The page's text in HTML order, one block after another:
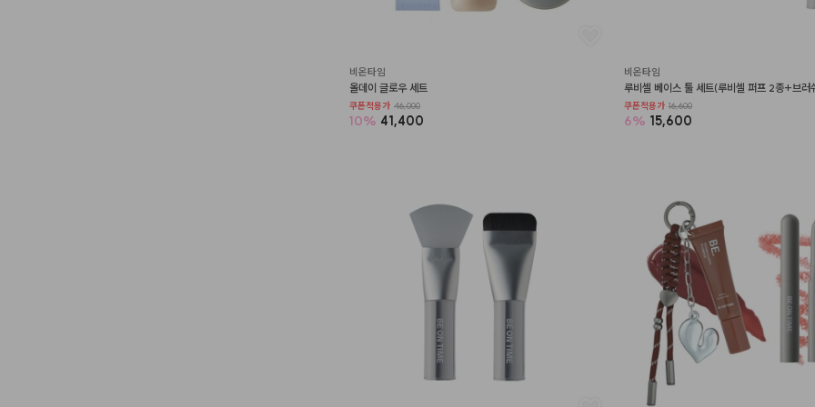
비온타임
올데이 글로우 세트
쿠폰적용가 46,000
10% 41,400
비온타임
루비셀 베이스 툴 세트(루비셀 퍼프 2종+브러
쿠폰적용가 16,600
6% 15,600